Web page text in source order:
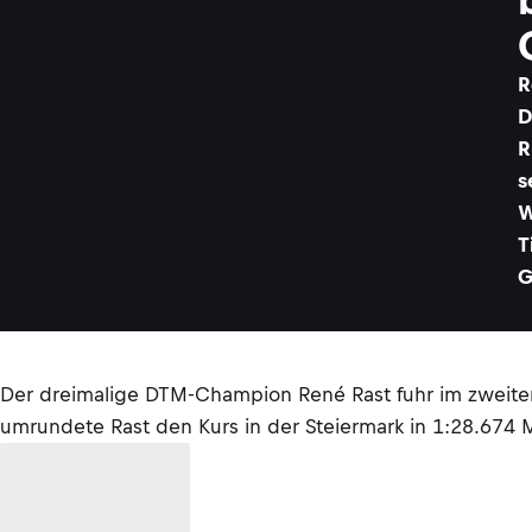
Der dreimalige DTM-Champion René Rast fuhr im
umrundete Rast den Kurs in der Steiermark in 1:28.674